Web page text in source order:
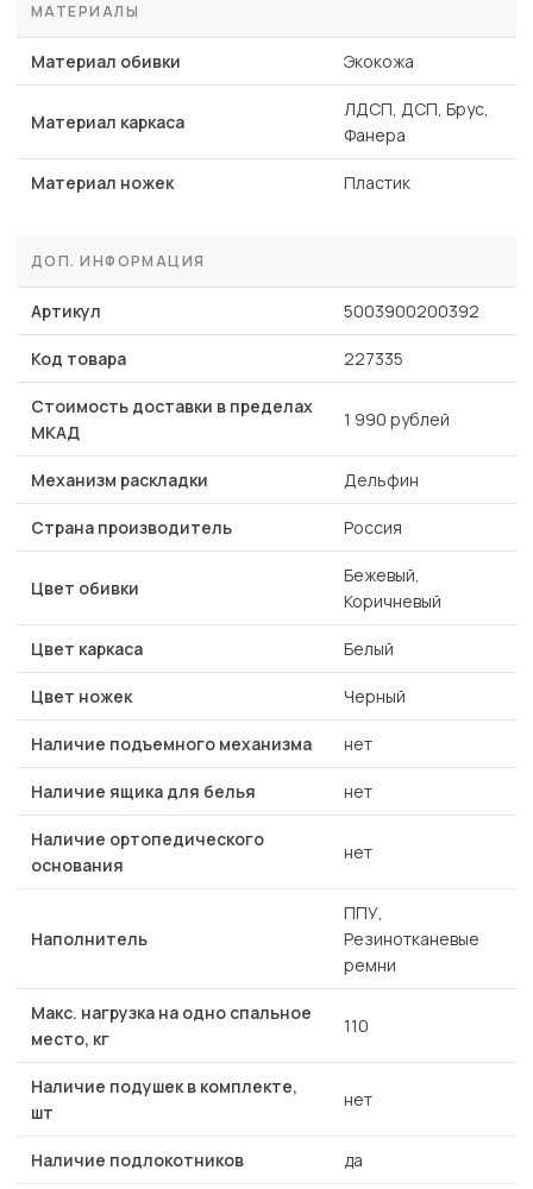
МАТЕРИАЛЫ
Материал обивки Экокожа
Материал каркаса
ЛДСП, ДСП, Брус,
Фанера
Материал ножек Пластик
ДОП. ИНФОРМАЦИЯ
Артикул 5003900200392
Код товара 227335
Стоимость доставки в пределах
МКАД
1 990 рублей
Механизм раскладки Дельфин
Страна производитель Россия
Цвет обивки
Бежевый,
Коричневый
Цвет каркаса Белый
Цвет ножек Черный
Наличие подъемного механизма нет
Наличие ящика для белья нет
Наличие ортопедического
основания
нет
Наполнитель
ППУ,
Резинотканевые
ремни
Макс. нагрузка на одно спальное
место, кг
110
Наличие подушек в комплекте,
шт
нет
Наличие подлокотников да